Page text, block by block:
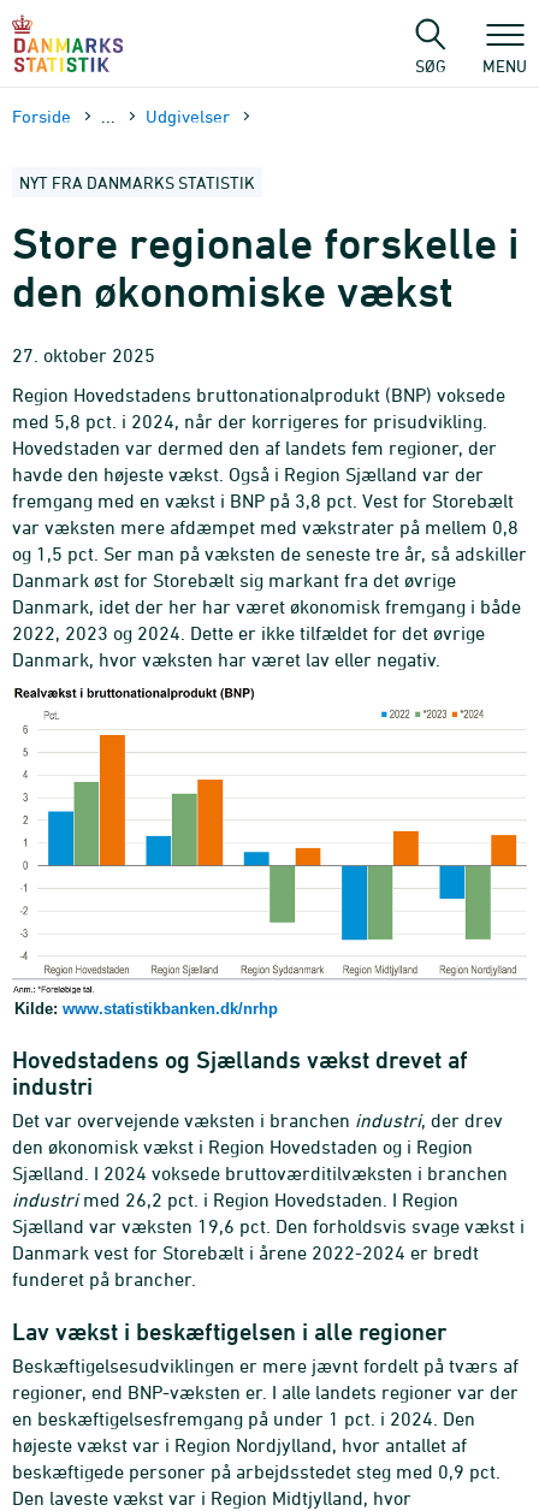
sidens
SØG MENU
Forside Udgivelser
NYT FRA DANMARKS STATISTIK
Store regionale forskelle i
den økonomiske vækst
27. oktober 2025
Region Hovedstadens bruttonationalprodukt (BNP) voksede
med 5,8 pct. i 2024, når der korrigeres for prisudvikling.
Hovedstaden var dermed den af landets fem regioner, der
havde den højeste vækst. Også i Region Sjælland var der
fremgang med en vækst i BNP på 3,8 pct. Vest for Storebælt
var væksten mere afdæmpet med vækstrater på mellem 0,8
og 1,5 pct. Ser man på væksten de seneste tre år, så adskiller
Danmark øst for Storebælt sig markant fra det øvrige
Danmark, idet der her har været økonomisk fremgang i både
2022, 2023 og 2024. Dette er ikke tilfældet for det øvrige
Danmark, hvor væksten har været lav eller negativ.
Kilde: www.statistikbanken.dk/nrhp
Hovedstadens og Sjællands vækst drevet af
industri
Det var overvejende væksten i branchen industri, der drev
den økonomisk vækst i Region Hovedstaden og i Region
Sjælland. I 2024 voksede bruttoværditilvæksten i branchen
industrimed 26,2 pct. i Region Hovedstaden. I Region
Sjælland var væksten 19,6 pct. Den forholdsvis svage vækst i
Danmark vest for Storebælt i årene 2022-2024 er bredt
funderet på brancher.
Lav vækst i beskæftigelsen i alle regioner
Beskæftigelsesudviklingen er mere jævnt fordelt på tværs af
regioner, end BNP-væksten er. I alle landets regioner var der
en beskæftigelsesfremgang på under 1 pct. i 2024. Den
højeste vækst var i Region Nordjylland, hvor antallet af
beskæftigede personer på arbejdsstedet steg med 0,9 pct.
Den laveste vækst var i Region Midtjylland, hvor